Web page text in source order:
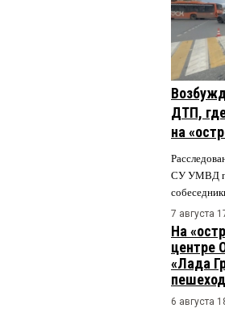
ДТП,
на
СУ УМВД
7 августа
На
центре
«Лада
6 августа